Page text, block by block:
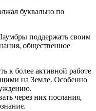
буквально по
поддержать своим
общественное
к более активной работе
на Земле. Особенно
через них послания,